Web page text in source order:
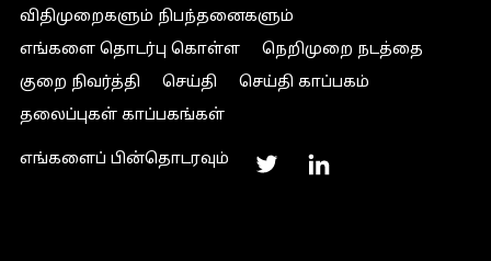
விதிமுறைகளும் நிபந்தனைகளும்
எங்களை தொடர்பு கொள்ள
நெறிமுறை நடத்தை
குறை நிவர்த்தி
செய்தி
செய்தி காப்பகம்
தலைப்புகள் காப்பகங்கள்
எங்களைப் பின்தொடரவும்